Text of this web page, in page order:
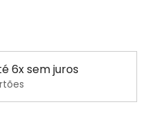
6x sem juros